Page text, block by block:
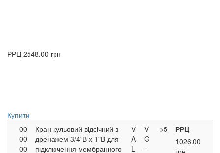
РРЦ 2548.00 грн
Купити
00
00
00
Кран кульовий-відсічний з
дренажем 3/4"В х 1"В для
підключення мембранного
V
A
L
V
G
-
>5
РРЦ
1026.00
грн